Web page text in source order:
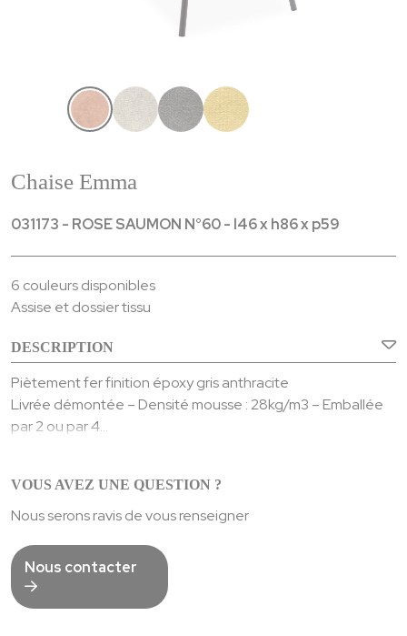
Chaise Emma
031173 - ROSE SAUMON N°60 - l46 x h86 x p59
6 couleurs disponibles
Assise et dossier tissu
DESCRIPTION
Piètement fer finition époxy gris anthracite
Livrée démontée – Densité mousse : 28kg/m3 – Emballée
par 2 ou par 4
Poids : 5,1 Kgs
VOUS AVEZ UNE QUESTION ?
Nous serons ravis de vous renseigner
Nous contacter